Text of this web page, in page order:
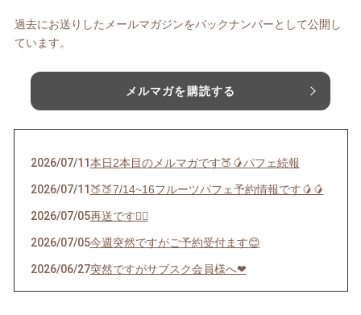
過去にお送りしたメールマガジンをバックナンバーとして公開し
ています。
メルマガを購読する
2026/07/11本日2本目のメルマガです🍑🥭パフェ続報
2026/07/11 🍑🍑7/14~16フルーツパフェ予約情報です🥭🥭
2026/07/05再送です🙇‍♀️
2026/07/05今週突然ですがご予約受付ます😊
2026/06/27突然ですがサブスク会員様へ❤︎
2026/06/22インスタストーリーズにあげたパフェの件🍊